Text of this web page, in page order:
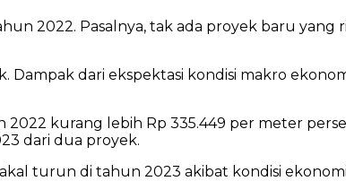
2022. Pasalnya, tak ada proyek baru yang
dari ekspektasi kondisi makro
kurang lebih Rp 335.449 per meter
dari dua proyek.
turun di tahun 2023 akibat kondisi